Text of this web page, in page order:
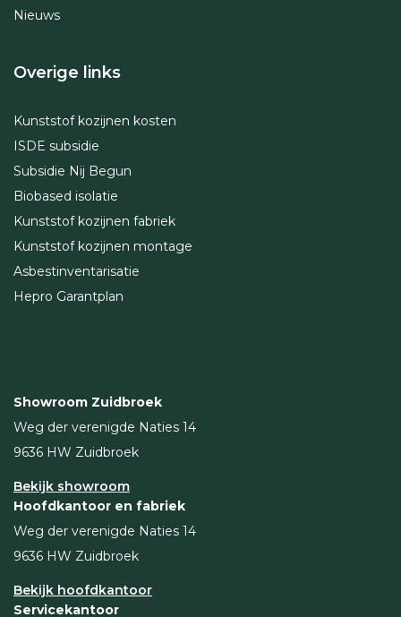
Nieuws
Overige links
Kunststof kozijnen kosten
ISDE subsidie
Subsidie Nij Begun
Biobased isolatie
Kunststof kozijnen fabriek
Kunststof kozijnen montage
Asbestinventarisatie
Hepro Garantplan
Showroom Zuidbroek
Weg der verenigde Naties 14
9636 HW Zuidbroek
Bekijk showroom
Hoofdkantoor en fabriek
Weg der verenigde Naties 14
9636 HW Zuidbroek
Bekijk hoofdkantoor
Servicekantoor